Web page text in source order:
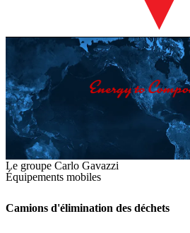
Le groupe Carlo Gavazzi
Équipements mobiles
Camions d'élimination des déchets